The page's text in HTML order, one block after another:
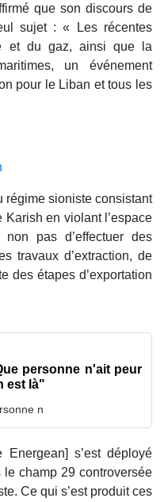
que son discours de
sujet : « Les récentes
et du gaz, ainsi que la
un événement
pour le Liban et tous les
régime sioniste consistant
en violant l’espace
pas d’effectuer des
travaux d’extraction, de
des étapes d’exportation
personne n'ait peur
est là"
n
s’est déployé
champ 29 controversée
Ce qui s’est produit ces